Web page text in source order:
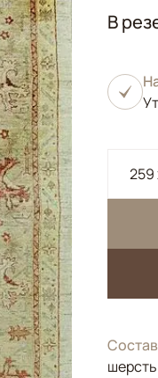
В
259
Состав
шерсть